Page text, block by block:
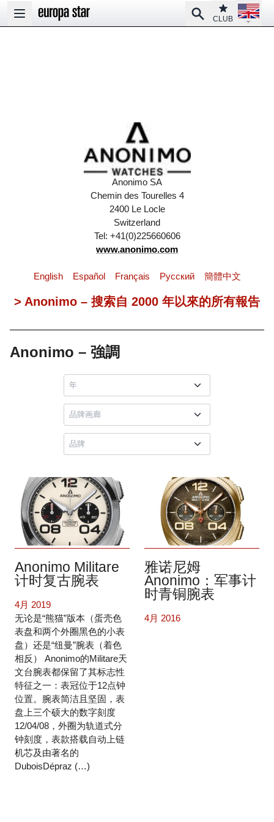
Open main menu
SearchClub
CLUB
Open
Anonimo SA
Chemin des Tourelles 4
2400 Le Locle
Switzerland
Tel: +41(0)225660606
www.anonimo.com
English Español Français Pусский 簡體中文
> Anonimo – 搜索自 2000 年以來的所有報告
Anonimo – 強調
Anonimo Militare
计时复古腕表
4月 2019
无论是“熊猫”版本（蛋壳色
表盘和两个外圈黑色的小表
盘）还是“纽曼”腕表（着色
相反） Anonimo的Militare天
文台腕表都保留了其标志性
特征之一：表冠位于12点钟
位置。腕表简洁且坚固，表
盘上三个硕大的数字刻度
12/04/08，外圈为轨道式分
钟刻度，表款搭载自动上链
机芯及由著名的
DuboisDépraz (…)
雅诺尼姆
Anonimo：军事计
时青铜腕表
4月 2016